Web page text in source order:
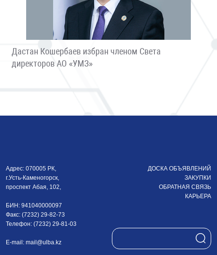
Дастан Кошербаев избран членом Света
директоров АО «УМЗ»
Адрес: 070005 РК,
г.Усть-Каменогорск,
проспект Абая, 102,
БИН: 941040000097
Факс: (7232) 29-82-73
Телефон: (7232) 29-81-03
E-mail: mail@ulba.kz
ДОСКА ОБЪЯВЛЕНИЙ
ЗАКУПКИ
ОБРАТНАЯ СВЯЗЬ
КАРЬЕРА